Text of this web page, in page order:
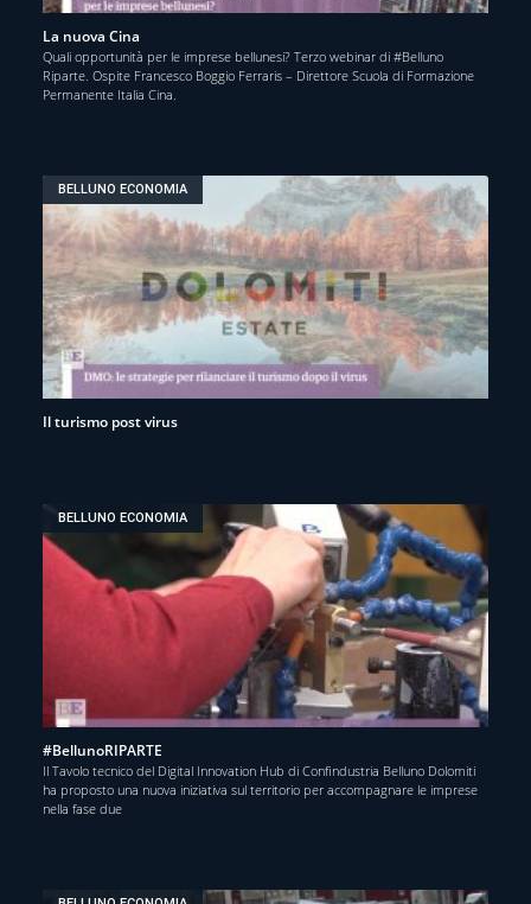
La nuova Cina
Quali opportunità per le imprese bellunesi? Terzo webinar di #Belluno
Riparte. Ospite Francesco Boggio Ferraris – Direttore Scuola di Formazione
Permanente Italia Cina.
BELLUNO ECONOMIA
Il turismo post virus
BELLUNO ECONOMIA
#BellunoRIPARTE
Il Tavolo tecnico del Digital Innovation Hub di Confindustria Belluno Dolomiti
ha proposto una nuova iniziativa sul territorio per accompagnare le imprese
nella fase due